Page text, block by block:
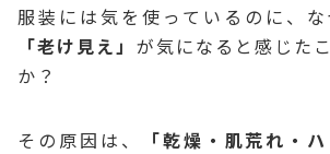
服装には気を使っているのに、
「老け見え」 が気になると感じた
か？
その原因は、 「乾燥・肌荒れ・ハ